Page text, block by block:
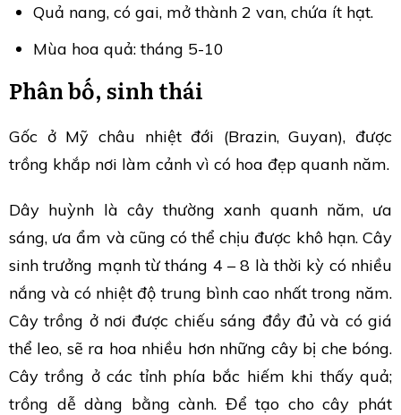
Quả nang, có gai, mở thành 2 van, chứa ít hạt.
Mùa hoa quả: tháng 5-10
Phân bố, sinh thái
Gốc ở Mỹ châu nhiệt đới (Brazin, Guyan), được
trồng khắp nơi làm cảnh vì có hoa đẹp quanh năm.
Dây huỳnh là cây thường xanh quanh năm, ưa
sáng, ưa ẩm và cũng có thể chịu được khô hạn. Cây
sinh trưởng mạnh từ tháng 4 – 8 là thời kỳ có nhiều
nắng và có nhiệt độ trung bình cao nhất trong năm.
Cây trồng ở nơi được chiếu sáng đầy đủ và có giá
thể leo, sẽ ra hoa nhiều hơn những cây bị che bóng.
Cây trồng ở các tỉnh phía bắc hiếm khi thấy quả;
trồng dễ dàng bằng cành. Để tạo cho cây phát